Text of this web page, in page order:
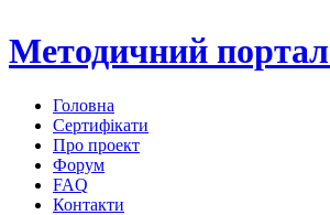
Методичний портал
Головна
Сертифікати
Про проект
Форум
FAQ
Контакти